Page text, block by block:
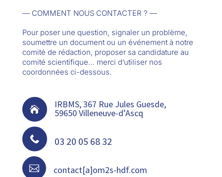
— COMMENT NOUS CONTACTER ? —
Pour poser une question, signaler un problème,
soumettre un document ou un événement à notre
comité de rédaction, proposer sa candidature au
comité scientifique… merci d’utiliser nos
coordonnées ci-dessous.
 IRBMS, 367 Rue Jules Guesde,
59650 Villeneuve-d’Ascq
 03 20 05 68 32
 contact[a]om2s-hdf.com